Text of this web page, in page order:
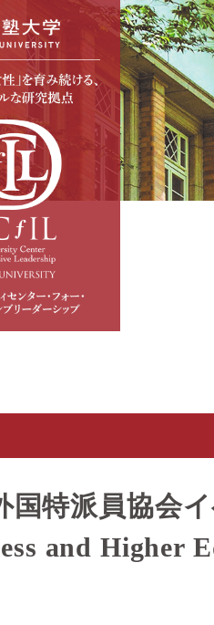
国特派員協会
and Higher